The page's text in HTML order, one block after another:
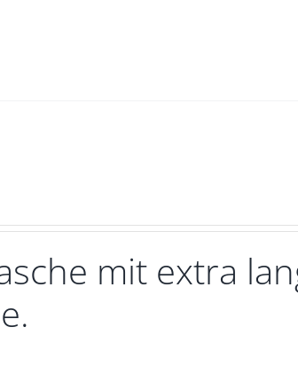
mit extra